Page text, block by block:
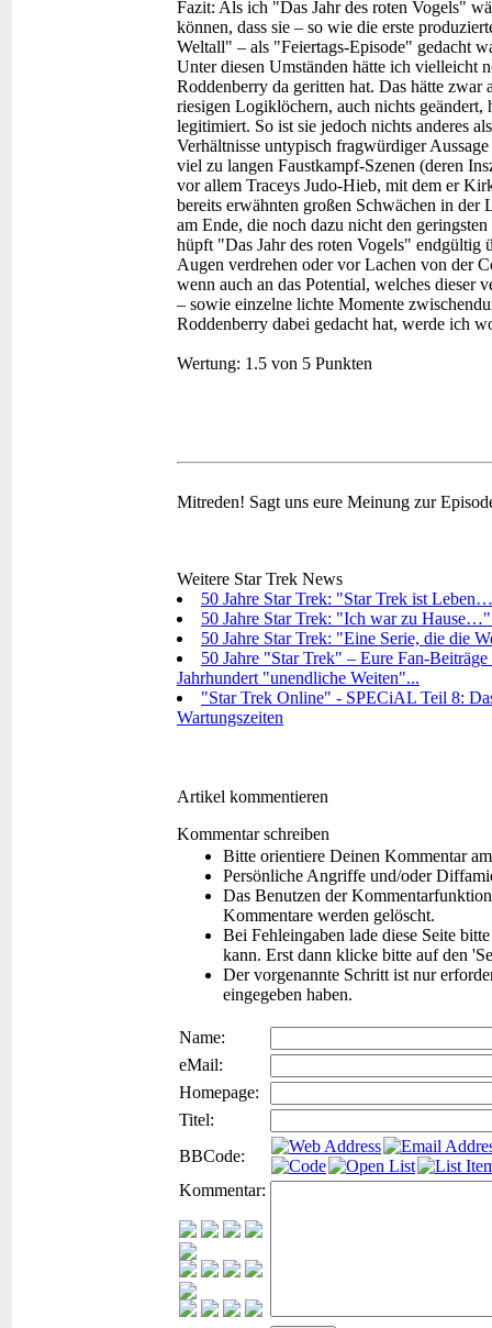
Fazit: Als ich "Das Jahr des roten Vogels"
können, dass sie – so wie die erste
Weltall" – als "Feiertags-Episode" gedacht
Unter diesen Umständen hätte ich vielleicht
Roddenberry da geritten hat. Das hätte zwar
riesigen Logiklöchern, auch nichts
legitimiert. So ist sie jedoch nichts anderes
Verhältnisse untypisch fragwürdiger
viel zu langen Faustkampf-Szenen (deren
vor allem Traceys Judo-Hieb, mit dem er
bereits erwähnten großen Schwächen in
am Ende, die noch dazu nicht den
hüpft "Das Jahr des roten Vogels" endgültig
Augen verdrehen oder vor Lachen von der
wenn auch an das Potential, welches dieser
– sowie einzelne lichte Momente
Roddenberry dabei gedacht hat, werde ich
Wertung: 1.5 von 5 Punkten
Mitreden! Sagt uns eure Meinung zur
Weitere Star Trek News
50 Jahre Star Trek: "Star Trek ist
50 Jahre Star Trek: "Ich war zu
50 Jahre Star Trek: "Eine Serie, die die
50 Jahre "Star Trek" – Eure Fan-
Jahrhundert "unendliche Weiten"...
"Star Trek Online" - SPECiAL Teil 8:
Wartungszeiten
Artikel kommentieren
Kommentar schreiben
Bitte orientiere Deinen Kommentar
Persönliche Angriffe und/oder
Das Benutzen der
Kommentare werden gelöscht.
Bei Fehleingaben lade diese Seite
kann. Erst dann klicke bitte auf den
Der vorgenannte Schritt ist nur
eingegeben haben.
Name:
eMail:
Homepage:
Titel:
BBCode:
Kommentar: